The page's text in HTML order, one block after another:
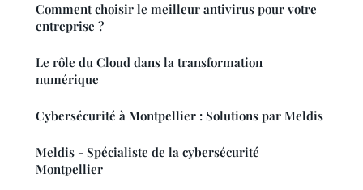
Comment choisir le meilleur antivirus pour votre
entreprise ?
Le rôle du Cloud dans la transformation
numérique
Cybersécurité à Montpellier : Solutions par Meldis
Meldis - Spécialiste de la cybersécurité
Montpellier